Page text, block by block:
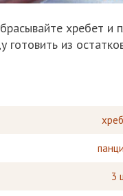
хребет и
готовить из
3